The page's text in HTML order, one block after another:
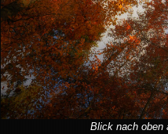
Blick nach oben